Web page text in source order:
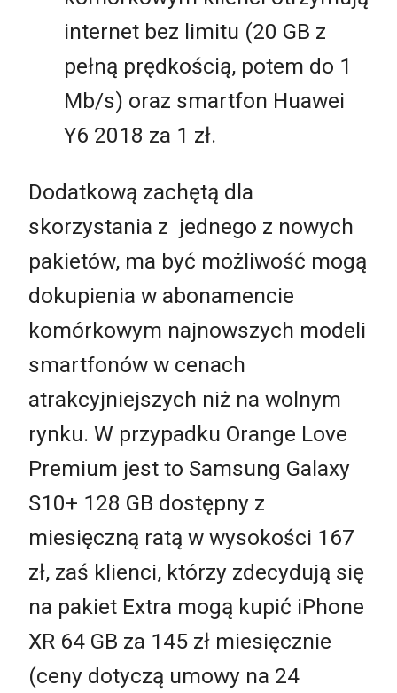
internet bez limitu (20 GB z
pełną prędkością, potem do 1
Mb/s) oraz smartfon Huawei
Y6 2018 za 1 zł.
Dodatkową zachętą dla
skorzystania z jednego z nowych
pakietów, ma być możliwość mogą
dokupienia w abonamencie
komórkowym najnowszych modeli
smartfonów w cenach
atrakcyjniejszych niż na wolnym
rynku. W przypadku Orange Love
Premium jest to Samsung Galaxy
S10+ 128 GB dostępny z
miesięczną ratą w wysokości 167
zł, zaś klienci, którzy zdecydują się
na pakiet Extra mogą kupić iPhone
XR 64 GB za 145 zł miesięcznie
(ceny dotyczą umowy na 24